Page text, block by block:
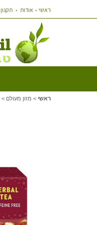
ראשי אודות תקנון
ראשי > מזון מעולם >